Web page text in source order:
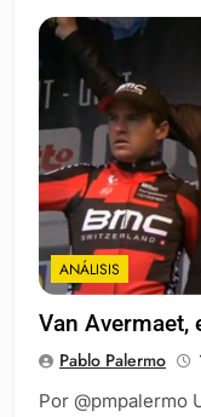
ANÁLISIS
Van Avermaet,
Pablo Palermo
Por @pmpalermo